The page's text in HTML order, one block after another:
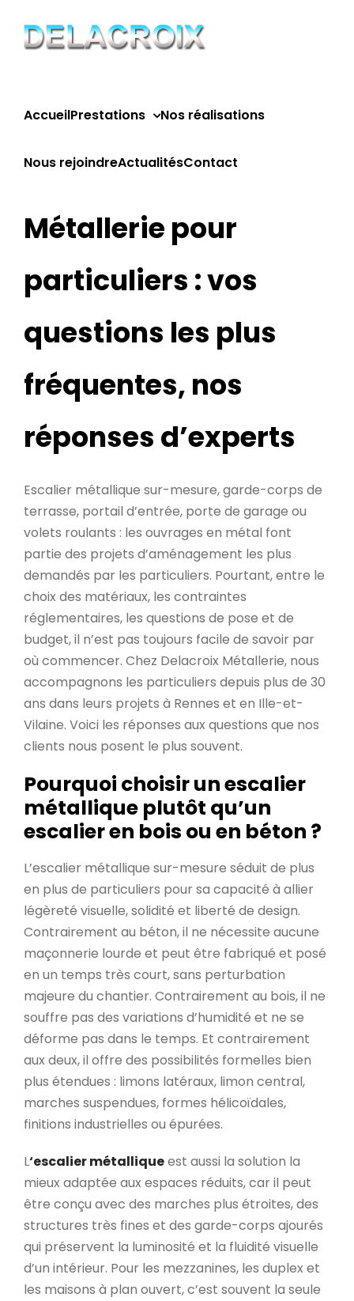
contenu
AccueilPrestations Nos réalisations
Nous rejoindreActualitésContact
Métallerie pour
particuliers : vos
questions les plus
fréquentes, nos
réponses d’experts
Escalier métallique sur-mesure, garde-corps de
terrasse, portail d’entrée, porte de garage ou
volets roulants : les ouvrages en métal font
partie des projets d’aménagement les plus
demandés par les particuliers. Pourtant, entre le
choix des matériaux, les contraintes
réglementaires, les questions de pose et de
budget, il n’est pas toujours facile de savoir par
où commencer. Chez Delacroix Métallerie, nous
accompagnons les particuliers depuis plus de 30
ans dans leurs projets à Rennes et en Ille-et-
Vilaine. Voici les réponses aux questions que nos
clients nous posent le plus souvent.
Pourquoi choisir un escalier
métallique plutôt qu’un
escalier en bois ou en béton ?
L’escalier métallique sur-mesure séduit de plus
en plus de particuliers pour sa capacité à allier
légèreté visuelle, solidité et liberté de design.
Contrairement au béton, il ne nécessite aucune
maçonnerie lourde et peut être fabriqué et posé
en un temps très court, sans perturbation
majeure du chantier. Contrairement au bois, il ne
souffre pas des variations d’humidité et ne se
déforme pas dans le temps. Et contrairement
aux deux, il offre des possibilités formelles bien
plus étendues : limons latéraux, limon central,
marches suspendues, formes hélicoïdales,
finitions industrielles ou épurées.
L‘escalier métalliqueest aussi la solution la
mieux adaptée aux espaces réduits, car il peut
être conçu avec des marches plus étroites, des
structures très fines et des garde-corps ajourés
qui préservent la luminosité et la fluidité visuelle
d’un intérieur. Pour les mezzanines, les duplex et
les maisons à plan ouvert, c’est souvent la seule